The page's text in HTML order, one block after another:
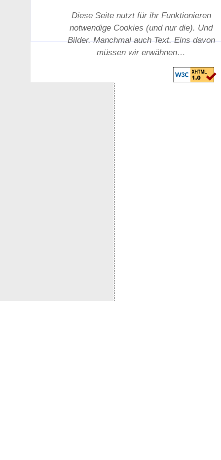
Diese Seite nutzt für ihr Funktionieren
notwendige Cookies (und nur die). Und
Bilder. Manchmal auch Text. Eins davon
müssen wir erwähnen…